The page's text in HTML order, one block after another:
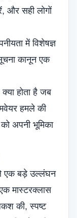
और सही लोगों
में विशेषज्ञ
कानून एक
होता है जब
हमले की
अपनी भूमिका
एक बड़े उल्लंघन
एक मास्टरक्लास
की, स्पष्ट